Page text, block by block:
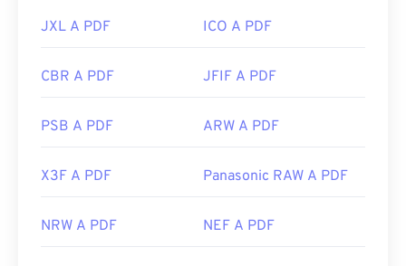
JXL A PDF ICO A PDF
CBR A PDF JFIF A PDF
PSB A PDF ARW A PDF
X3F A PDF Panasonic RAW A PDF
NRW A PDF NEF A PDF